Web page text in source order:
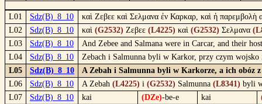
L01 Sdz(B)_8_10
καὶ Ζεβεε καὶ Σελμανα ἐν Καρκαρ, καὶ ἡ παρεμβολὴ
L02
Sdz(B)_8_10 καὶ (G2532) Ζεβεε (L4225) καὶ (G2532) Σελμανα
L03
Sdz(B)_8_10
And Zebee and Salmana were in Carcar, and their
L04
Sdz(B)_8_10
Zebach i Salmunna byli w Karkor, przy czym wojsko
L05
Sdz(B)_8_10
A Zebah i Salmunna byli w Karkorze, a ich obóz z
L06
Sdz(B)_8_10 A Zebah (L4225) i (G2532) Salmunna (L8341) byli
L07
Sdz(B)_8_10 kai (DZe)-be-e kai